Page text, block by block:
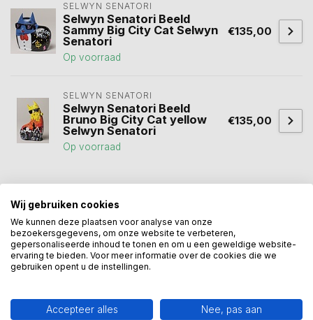
SELWYN SENATORI
Selwyn Senatori Beeld
Sammy Big City Cat Selwyn
Senatori
Op voorraad
€135,00
SELWYN SENATORI
Selwyn Senatori Beeld
Bruno Big City Cat yellow
Selwyn Senatori
Op voorraad
€135,00
(6) kunstcadeau
senatori(18)
Heeft u een vraag over dit
Wij assisteren u graag via 06-23643267
Wij gebruiken cookies
We kunnen deze plaatsen voor analyse van onze
bezoekersgegevens, om onze website te verbeteren,
gepersonaliseerde inhoud te tonen en om u een geweldige website-
ervaring te bieden. Voor meer informatie over de cookies die we
gebruiken opent u de instellingen.
Accepteer alles Nee, pas aan